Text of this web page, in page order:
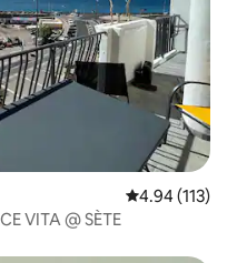
レビュー113
4.94 (113)
VITA @ SÈTE